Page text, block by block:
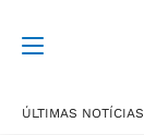
ÚLTIMAS NOTÍCIAS